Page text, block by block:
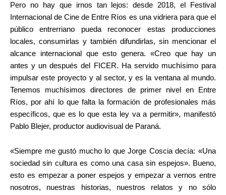
Pero no hay que irnos tan lejos: desde 2018, el Festival
Internacional de Cine de Entre Ríos es una vidriera para que el
público entrerriano pueda reconocer estas producciones
locales, consumirlas y también difundirlas, sin mencionar el
alcance internacional que esto genera. «Creo que hay un
antes y un después del FICER. Ha servido muchísimo para
impulsar este proyecto y al sector, y es la ventana al mundo.
Tenemos muchísimos directores de primer nivel en Entre
Ríos, por ahí lo que falta la formación de profesionales más
específicos, que es lo que esta ley va a permitir», manifestó
Pablo Blejer, productor audiovisual de Paraná.
«Siempre me gustó mucho lo que Jorge Coscia decía: «Una
sociedad sin cultura es como una casa sin espejos». Bueno,
esto es empezar a poner espejos y empezar a vernos entre
nosotros, nuestras historias, nuestros relatos y no sólo